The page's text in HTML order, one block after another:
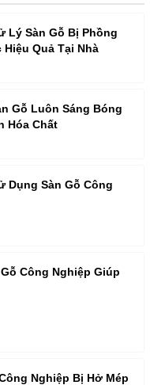
Lý Sàn Gỗ Bị Phồng
Quả Tại Nhà
Gỗ Luôn Sáng Bóng
Hóa Chất
Dụng Sàn Gỗ Công
Công Nghiệp Giúp
Nghiệp Bị Hở Mép